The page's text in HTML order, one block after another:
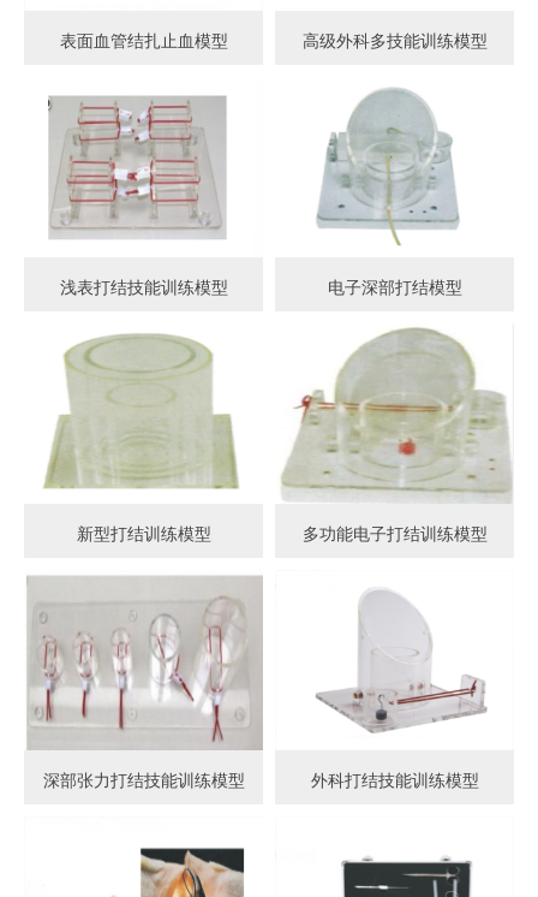
表面血管结扎止血模型 高级外科多技能训练模型
浅表打结技能训练模型 电子深部打结模型
新型打结训练模型 多功能电子打结训练模型
深部张力打结技能训练模型 外科打结技能训练模型